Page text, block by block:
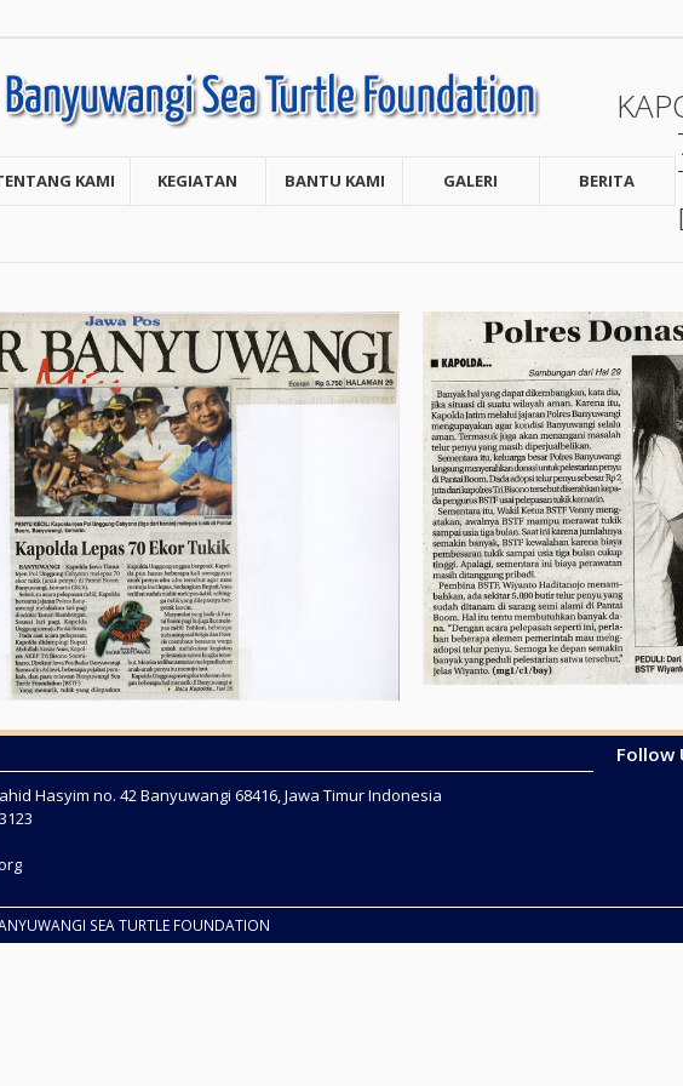
KAMI KEGIATAN BANTU KAMI GALERI BERITA
Hasyim no. 42 Banyuwangi 68416, Jawa Timur Indonesia
Follow
SEA TURTLE FOUNDATION